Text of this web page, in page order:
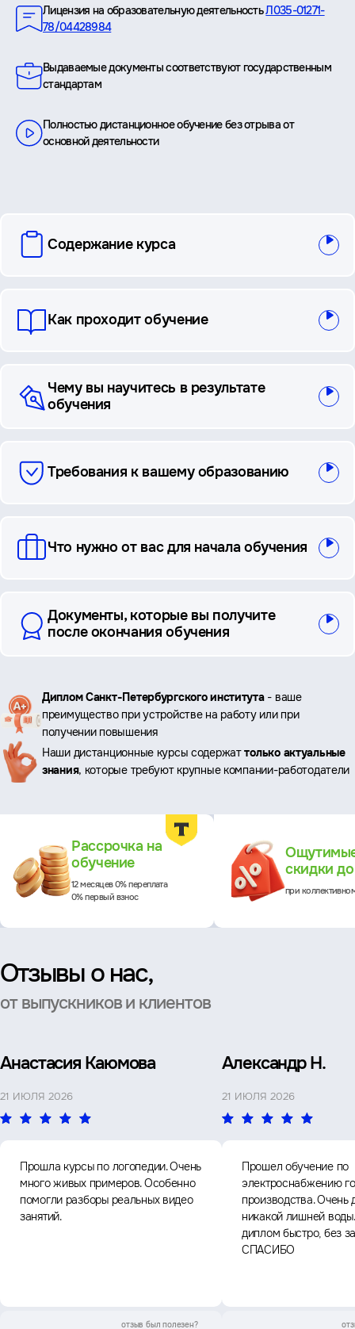
Лицензия на образовательную деятельностьЛ035-01271-
78/04428984
Выдаваемые документы соответствуют государственным
стандартам
Полностью дистанционное обучение без отрыва от
основной деятельности
вопросы
Содержание курса
Как проходит обучение
Чему вы научитесь в результате
обучения
Требования к вашему образованию
Что нужно от вас для начала обучения
Документы, которые вы получите
после окончания обучения
Ключевые
преимущества
Диплом Санкт-Петербургского института- ваше
преимущество при устройстве на работу или при
получении повышения
Наши дистанционные курсы содержаттолько актуальные
знания, которые требуют крупные компании-работодатели
Рассрочка на
обучение
12 месяцев 0% переплата
0% первый взнос
скидки
при
Отзывы о нас,
от выпускников и клиентов
Анастасия Каюмова
21 ИЮЛЯ 2026
Прошла курсы по логопедии. Очень
много живых примеров. Особенно
помогли разборы реальных видео
занятий.
отзыв был полезен?
Александр Н.
21 ИЮЛЯ 2026
Прошел обучение по
электроснабжению
производства. Очень
никакой лишней
диплом быстро, без
СПАСИБО